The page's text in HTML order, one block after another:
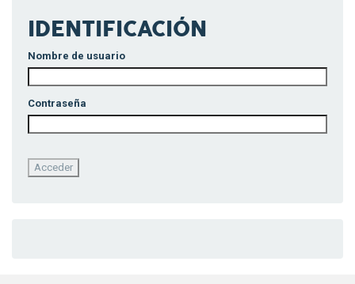
IDENTIFICACIÓN
Nombre de usuario
Contraseña